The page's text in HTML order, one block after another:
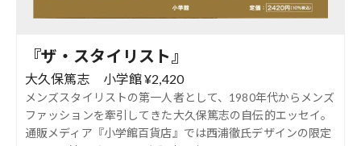
『ザ・スタイリスト』
大久保篤志 小学館 ¥2,420
メンズスタイリストの第一人者として、1980年代からメンズ
ファッションを牽引してきた大久保篤志の自伝的エッセイ。
通販メディア『小学館百貨店』では西浦徹氏デザインの限定